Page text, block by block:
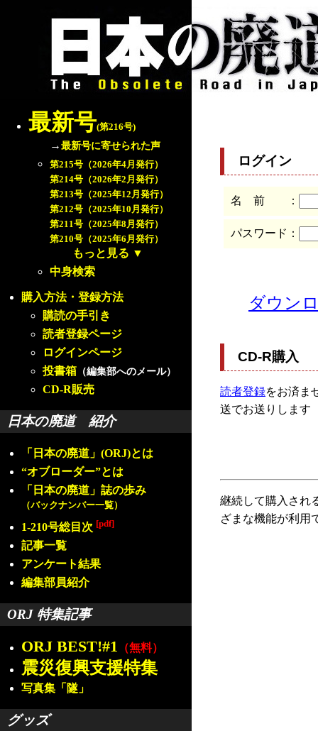
最新号(第216号)
→最新号に寄せられた声
第215号（2026年4月発行）
第214号（2026年2月発行）
第213号（2025年12月発行）
第212号（2025年10月発行）
第211号（2025年8月発行）
第210号（2025年6月発行）
もっと見る ▼
中身検索
購入方法・登録方法
購読の手引き
読者登録ページ
ログインページ
投書箱 （編集部へのメール）
CD-R販売
日本の廃道 紹介
「日本の廃道」(ORJ)とは
“オブローダー”とは
「日本の廃道」誌の歩み
（バックナンバー一覧）
1-210号総目次 [pdf]
記事一覧
アンケート結果
編集部員紹介
ORJ 特集記事
ORJ BEST!#1 （無料）
震災復興支援特集
写真集「隧」
グッズ
ログイン
名 前 ：
パスワード：
ダウン
CD-R購入
読者登録をお済ま
送でお送りします
継続して購入され
ざまな機能が利用